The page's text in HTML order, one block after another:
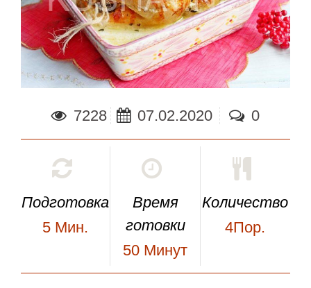
7228 07.02.2020 0
Подготовка
5 Мин.
Время
готовки
50 Минут
Количество
4Пор.